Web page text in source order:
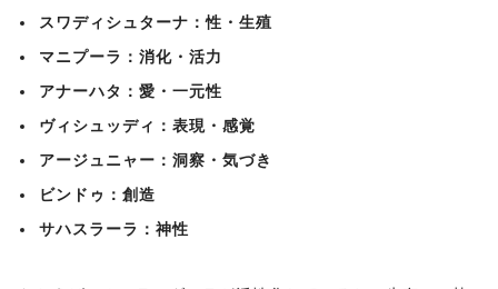
スワディシュターナ：性・生殖
マニプーラ：消化・活力
アナーハタ：愛・一元性
ヴィシュッディ：表現・感覚
アージュニャー：洞察・気づき
ビンドゥ：創造
サハスラーラ：神性